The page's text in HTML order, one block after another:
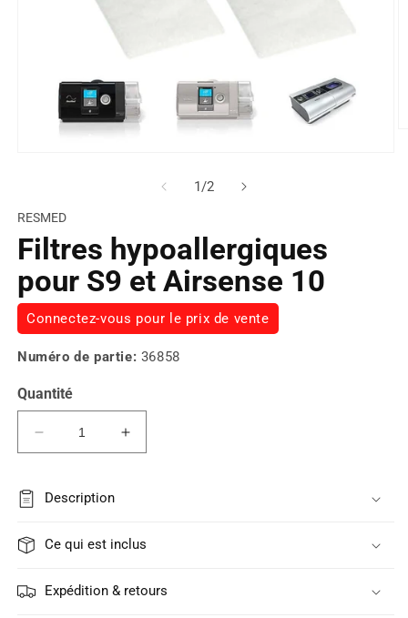
1/de
2
RESMED
Filtres hypoallergiques
pour S9 et Airsense 10
Connectez-vous pour le prix de vente
Numéro de partie: 36858
Quantité
Réduire
la
de
hypoallergiques
pour
et
Augmenter
la
hypoallergiques
pour
et
Description
Ce qui est inclus
Expédition & retours